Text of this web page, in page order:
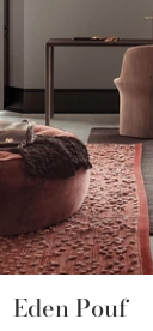
Eden Pouf